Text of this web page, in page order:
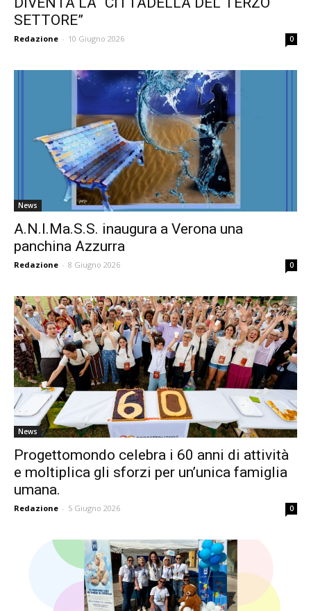
SETTORE”
Redazione - 10 Giugno 2026 0
News
A.N.I.Ma.S.S. inaugura a Verona una
panchina Azzurra
Redazione - 8 Giugno 2026 0
News
Progettomondo celebra i 60 anni di attività
e moltiplica gli sforzi per un’unica famiglia
umana.
Redazione - 5 Giugno 2026 0